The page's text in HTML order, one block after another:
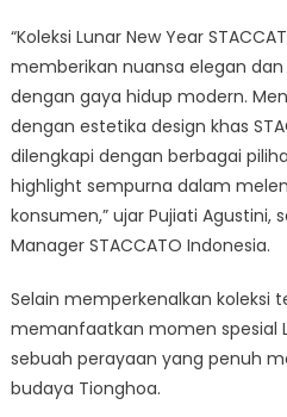
“Koleksi Lunar New Year
memberikan nuansa elegan
dengan gaya hidup modern.
dengan estetika design khas
dilengkapi dengan berbagai
highlight sempurna dalam
konsumen,” ujar Pujiati Agustini,
Manager STACCATO Indonesia.
Selain memperkenalkan koleksi
memanfaatkan momen spesial
sebuah perayaan yang penuh
budaya Tionghoa.